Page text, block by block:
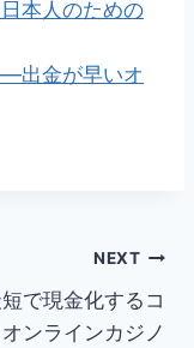
本人のための
出金が早いオ
NEXT
で現金化するコ
ンラインカジノ